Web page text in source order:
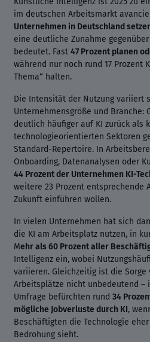
im deutschen Arbeitsmarkt
Unternehmen in Deutschland
eine deutliche Zunahme
bedeutet. Fast 47 Prozent planen
während nur noch rund 17 Prozent
Thema“ halten.
Die Intensität der Nutzung variiert
Unternehmensgröße und Branche:
deutlich häufiger auf KI zurück als
technologieorientierten Sektoren
Standard-Repertoire. In
Onboarding, Datenanalysen oder
44 Prozent der Unternehmen KI-
weitere 23 Prozent entsprechende
Zukunft einführen wollen.
In vielen Unternehmen hat sich
die KI am Arbeitsplatz nutzen, in
Mehr als 60 Prozent aller
Intelligenz ein, wobei
variieren. Gleichzeitig ist die
Arbeitsplätze nicht unbedeutend –
Umfrage befürchten rund 34
mögliche Jobverluste durch KI,
Beschäftigten die Technologie
Bedrohung sieht.